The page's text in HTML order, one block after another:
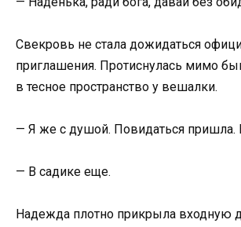
Свекровь не стала дожидаться
приглашения. Протиснулась мимо
в тесное пространство у вешалки.
— Я же с душой. Повидаться пришла.
— В садике еще.
Надежда плотно прикрыла входную